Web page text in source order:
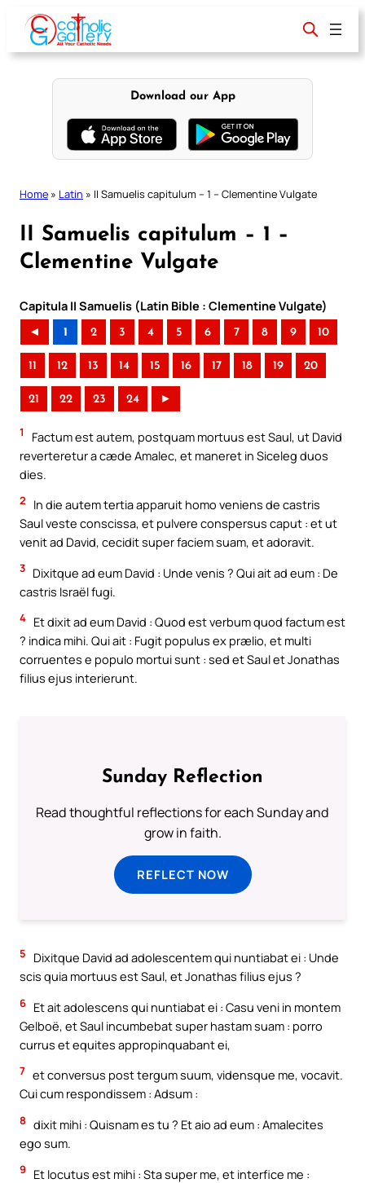
content
Download our App
Home » Latin » II Samuelis capitulum – 1 – Clementine Vulgate
II Samuelis capitulum – 1 –
Clementine Vulgate
Capitula II Samuelis (Latin Bible : Clementine Vulgate)
◄ 1 2 3 4 5 6 7 8 9 10
11 12 13 14 15 16 17 18 19 20
21 22 23 24 ►
1
Factum est autem, postquam mortuus est Saul, ut David
reverteretur a cæde Amalec, et maneret in Siceleg duos
dies.
2
In die autem tertia apparuit homo veniens de castris
Saul veste conscissa, et pulvere conspersus caput : et ut
venit ad David, cecidit super faciem suam, et adoravit.
3 Dixitque ad eum David : Unde venis ? Qui ait ad eum : De
castris Israël fugi.
4 Et dixit ad eum David : Quod est verbum quod factum est
? indica mihi. Qui ait : Fugit populus ex prælio, et multi
corruentes e populo mortui sunt : sed et Saul et Jonathas
filius ejus interierunt.
Sunday Reflection
Read thoughtful reflections for each Sunday and
grow in faith.
REFLECT NOW
5
Dixitque David ad adolescentem qui nuntiabat ei : Unde
scis quia mortuus est Saul, et Jonathas filius ejus ?
6 Et ait adolescens qui nuntiabat ei : Casu veni in montem
Gelboë, et Saul incumbebat super hastam suam : porro
currus et equites appropinquabant ei,
7 et conversus post tergum suum, vidensque me, vocavit.
Cui cum respondissem : Adsum :
8 dixit mihi : Quisnam es tu ? Et aio ad eum : Amalecites
ego sum.
9
Et locutus est mihi : Sta super me, et interfice me :